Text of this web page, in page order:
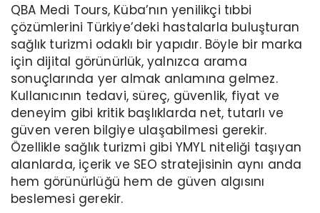
QBA Medi Tours, Küba’nın yenilikçi tıbbi
çözümlerini Türkiye’deki hastalarla buluşturan
sağlık turizmi odaklı bir yapıdır. Böyle bir marka
için dijital görünürlük, yalnızca arama
sonuçlarında yer almak anlamına gelmez.
Kullanıcının tedavi, süreç, güvenlik, fiyat ve
deneyim gibi kritik başlıklarda net, tutarlı ve
güven veren bilgiye ulaşabilmesi gerekir.
Özellikle sağlık turizmi gibi YMYL niteliği taşıyan
alanlarda, içerik ve SEO stratejisinin aynı anda
hem görünürlüğü hem de güven algısını
beslemesi gerekir.